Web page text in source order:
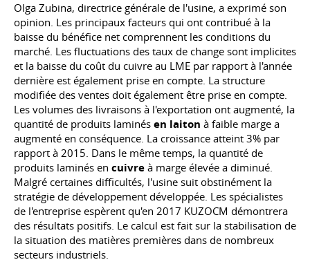
Olga Zubina, directrice générale de l'usine, a exprimé son
opinion. Les principaux facteurs qui ont contribué à la
baisse du bénéfice net comprennent les conditions du
marché. Les fluctuations des taux de change sont implicites
et la baisse du coût du cuivre au LME par rapport à l'année
dernière est également prise en compte. La structure
modifiée des ventes doit également être prise en compte.
Les volumes des livraisons à l'exportation ont augmenté, la
quantité de produits laminés en laiton à faible marge a
augmenté en conséquence. La croissance atteint 3% par
rapport à 2015. Dans le même temps, la quantité de
produits laminés en cuivre à marge élevée a diminué.
Malgré certaines difficultés, l'usine suit obstinément la
stratégie de développement développée. Les spécialistes
de l'entreprise espèrent qu'en 2017 KUZOCM démontrera
des résultats positifs. Le calcul est fait sur la stabilisation de
la situation des matières premières dans de nombreux
secteurs industriels.